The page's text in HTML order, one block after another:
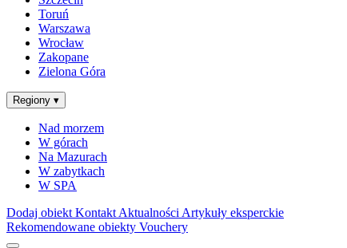
Toruń
Warszawa
Wrocław
Zakopane
Zielona Góra
Regiony ▾
Nad morzem
W górach
Na Mazurach
W zabytkach
W SPA
Dodaj obiekt Kontakt Aktualności Artykuły eksperckie
Rekomendowane obiekty Vouchery